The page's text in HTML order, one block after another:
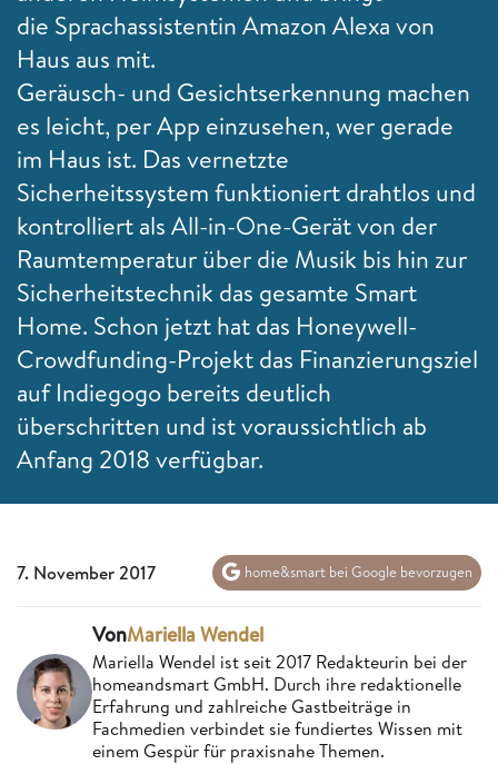
die Sprachassistentin Amazon Alexa von
Haus aus mit.
Geräusch- und Gesichtserkennung machen
es leicht, per App einzusehen, wer gerade
im Haus ist. Das vernetzte
Sicherheitssystem funktioniert drahtlos und
kontrolliert als All-in-One-Gerät von der
Raumtemperatur über die Musik bis hin zur
Sicherheitstechnik das gesamte Smart
Home. Schon jetzt hat das Honeywell-
Crowdfunding-Projekt das Finanzierungsziel
auf Indiegogo bereits deutlich
überschritten und ist voraussichtlich ab
Anfang 2018 verfügbar.
7. November 2017 home&smart bei Google bevorzugen
VonMariella Wendel
Mariella Wendel ist seit 2017 Redakteurin bei der
homeandsmart GmbH. Durch ihre redaktionelle
Erfahrung und zahlreiche Gastbeiträge in
Fachmedien verbindet sie fundiertes Wissen mit
einem Gespür für praxisnahe Themen.